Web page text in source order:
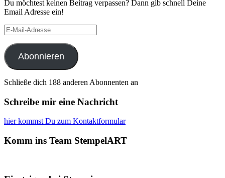
Du möchtest keinen Beitrag verpassen? Dann gib schnell Deine
Email Adresse ein!
E-
Mail-
Adresse
Abonnieren
Schließe dich 188 anderen Abonnenten an
Schreibe mir eine Nachricht
hier kommst Du zum Kontaktformular
Komm ins Team StempelART